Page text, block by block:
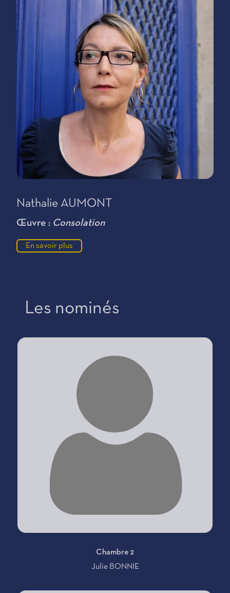
Nathalie AUMONT
Œuvre : Consolation
En savoir plus
Les nominés
Chambre 2
Julie BONNIE